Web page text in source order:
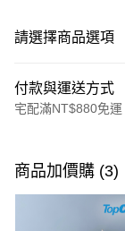
請選擇商品選項
付款與運送方式
宅配滿NT$880免運
信用卡一次付款
商品加價購 (3)